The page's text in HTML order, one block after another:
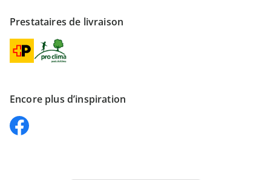
Prestataires de livraison
Encore plus d’inspiration